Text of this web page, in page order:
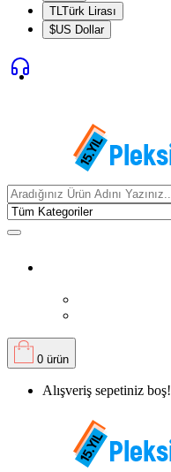
TLTürk Lirası
$US Dollar
0 ürün
Alışveriş sepetiniz boş!